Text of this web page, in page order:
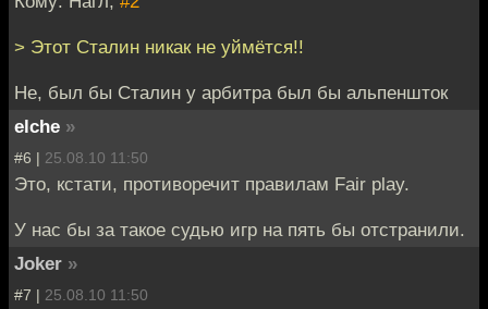
> Этот Сталин никак не уймётся!!
Не, был бы Сталин у арбитра был бы альпеншток
elche »
#6 | 25.08.10 11:50
Это, кстати, противоречит правилам Fair play.
У нас бы за такое судью игр на пять бы отстранили.
Joker »
#7 | 25.08.10 11:50